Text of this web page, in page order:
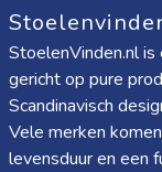
StoelenVinden.nl
gericht op pure
Scandinavisch
Vele merken
levensduur en een